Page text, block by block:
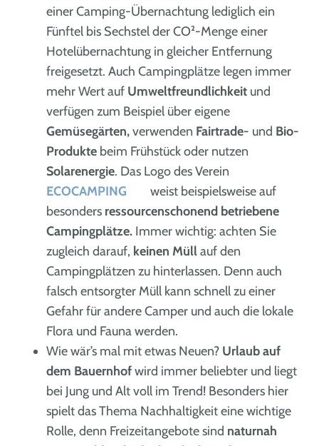
einer Camping-Übernachtung lediglich ein
Fünftel bis Sechstel der CO²-Menge einer
Hotelübernachtung in gleicher Entfernung
freigesetzt. Auch Campingplätze legen immer
mehr Wert auf Umweltfreundlichkeit und
verfügen zum Beispiel über eigene
Gemüsegärten,verwenden Fairtrade- und Bio-
Produkte beim Frühstück oder nutzen
Solarenergie. Das Logo des Verein
ECOCAMPING
weist beispielsweise auf
besonders ressourcenschonend betriebene
Campingplätze. Immer wichtig: achten Sie
zugleich darauf, keinen Müllauf den
Campingplätzen zu hinterlassen. Denn auch
falsch entsorgter Müll kann schnell zu einer
Gefahr für andere Camper und auch die lokale
Flora und Fauna werden.
Wie wär’s mal mit etwas Neuen? Urlaub auf
dem Bauernhofwird immer beliebter und liegt
bei Jung und Alt voll im Trend! Besonders hier
spielt das Thema Nachhaltigkeit eine wichtige
Rolle, denn Freizeitangebote sind naturnah